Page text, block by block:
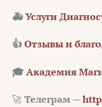
🚑Услуги
👍Отзывы и
🎓Академия
🚀Телеграм —